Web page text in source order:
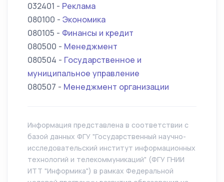
032401 - Реклама
080100 - Экономика
080105 - Финансы и кредит
080500 - Менеджмент
080504 - Государственное и
муниципальное управление
080507 - Менеджмент организации
Информация представлена в соответствии с
базой данных ФГУ "Государственный научно-
исследовательский институт информационных
технологий и телекоммуникаций" (ФГУ ГНИИ
ИТТ "Информика") в рамках Федеральной